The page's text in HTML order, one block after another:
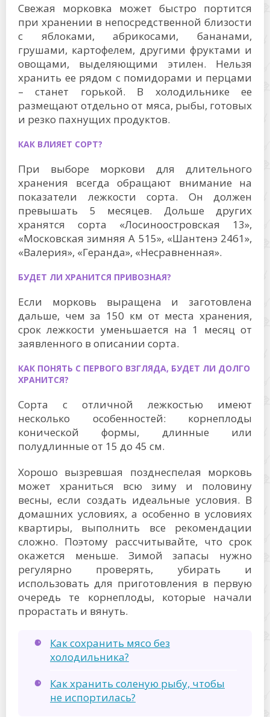
Свежая морковка может быстро портится
при хранении в непосредственной близости
с яблоками, абрикосами, бананами,
грушами, картофелем, другими фруктами и
овощами, выделяющими этилен. Нельзя
хранить ее рядом с помидорами и перцами
– станет горькой. В холодильнике ее
размещают отдельно от мяса, рыбы, готовых
и резко пахнущих продуктов.
КАК ВЛИЯЕТ СОРТ?
При выборе моркови для длительного
хранения всегда обращают внимание на
показатели лежкости сорта. Он должен
превышать 5 месяцев. Дольше других
хранятся сорта «Лосиноостровская 13»,
«Московская зимняя А 515», «Шантенэ 2461»,
«Валерия», «Геранда», «Несравненная».
БУДЕТ ЛИ ХРАНИТСЯ ПРИВОЗНАЯ?
Если морковь выращена и заготовлена
дальше, чем за 150 км от места хранения,
срок лежкости уменьшается на 1 месяц от
заявленного в описании сорта.
КАК ПОНЯТЬ С ПЕРВОГО ВЗГЛЯДА, БУДЕТ ЛИ ДОЛГО
ХРАНИТСЯ?
Сорта с отличной лежкостью имеют
несколько особенностей: корнеплоды
конической формы, длинные или
полудлинные от 15 до 45 см.
Хорошо вызревшая позднеспелая морковь
может храниться всю зиму и половину
весны, если создать идеальные условия. В
домашних условиях, а особенно в условиях
квартиры, выполнить все рекомендации
сложно. Поэтому рассчитывайте, что срок
окажется меньше. Зимой запасы нужно
регулярно проверять, убирать и
использовать для приготовления в первую
очередь те корнеплоды, которые начали
прорастать и вянуть.
Как сохранить мясо без
холодильника?
Как хранить соленую рыбу, чтобы
не испортилась?